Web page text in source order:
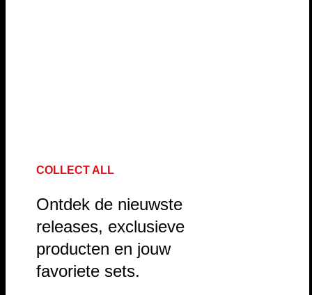
COLLECT ALL
Ontdek de nieuwste
releases, exclusieve
producten en jouw
favoriete sets.